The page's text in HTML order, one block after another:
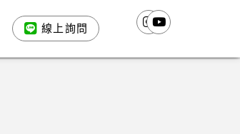
線上詢問